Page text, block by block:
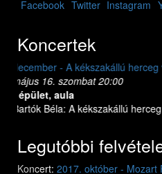
Facebook Twitter Instagram
Koncertek
2026. december - A
2026. május 15. péntek 20:00
BME K épület, aula
Bartók Béla: A kékszakállú
Legutóbbi
Koncert: 2017. október - Mozart